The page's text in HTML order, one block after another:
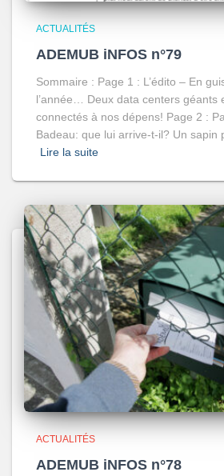
ACTUALITÉS
ADEMUB iNFOS n°79
Sommaire : Page 1 : L’édito – En
l’année… Deux data centers géants
connectés à nos dépens! Page 2 :
Badeau: que lui arrive-t-il? Un sapin
Lire la suite
ACTUALITÉS
ADEMUB iNFOS n°78